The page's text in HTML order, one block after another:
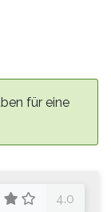
für eine
4.0